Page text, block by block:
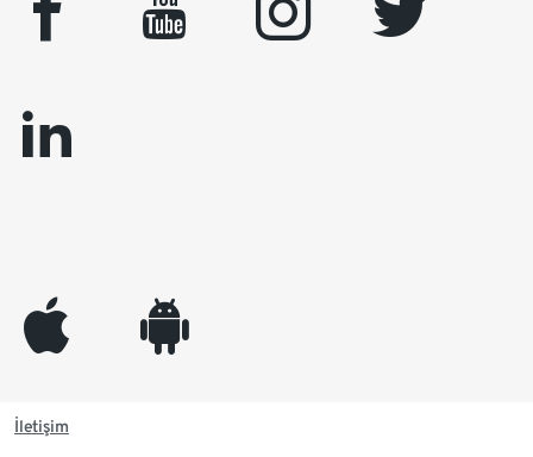
facebook youtube instagram
twitter
linkedin
appleinc android
İletişim